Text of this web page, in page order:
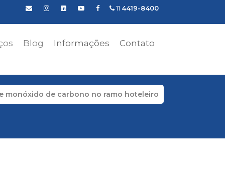
11 4419-8400
Blog Informações Contato
monóxido de carbono no ramo hoteleiro